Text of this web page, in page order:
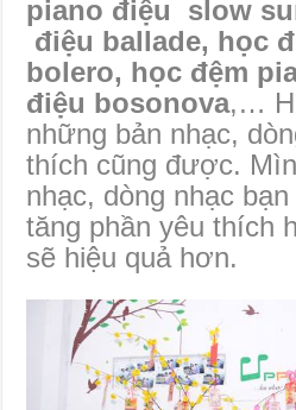
piano điệu slow
điệu ballade, học
bolero, học đệm
điệu bosonova,…
những bản nhạc,
thích cũng được.
nhạc, dòng nhạc
tăng phần yêu thích
sẽ hiệu quả hơn.